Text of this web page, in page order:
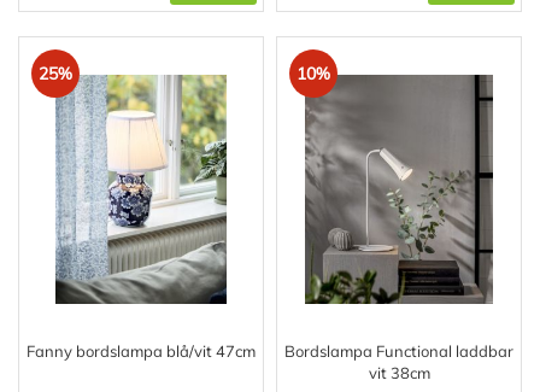
25%
Fanny bordslampa blå/vit 47cm
10%
Bordslampa Functional laddbar
vit 38cm